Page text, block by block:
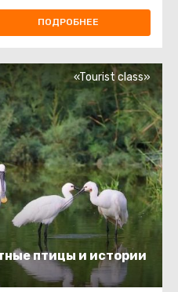
ПОДРОБНЕЕ
птицы и истории
«Tourist class»